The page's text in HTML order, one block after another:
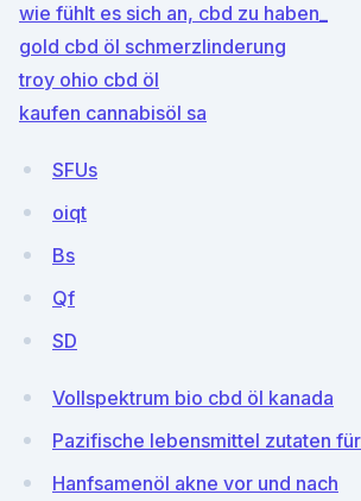
wie fühlt es sich an, cbd zu haben_
gold cbd öl schmerzlinderung
troy ohio cbd öl
kaufen cannabisöl sa
SFUs
oiqt
Bs
Qf
SD
Vollspektrum bio cbd öl kanada
Pazifische lebensmittel zutaten
Hanfsamenöl akne vor und nach